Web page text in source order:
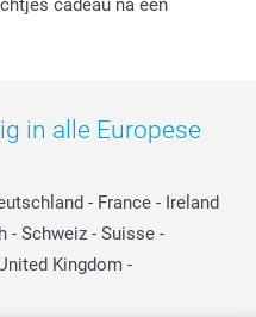
cadeau na een
in alle Europese
- France - Ireland
- Schweiz - Suisse -
Kingdom -